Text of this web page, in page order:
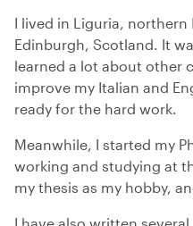
I lived in Liguria, northern
Edinburgh, Scotland. It
learned a lot about other
improve my Italian and
ready for the hard work.
Meanwhile, I started my
working and studying at
my thesis as my hobby,